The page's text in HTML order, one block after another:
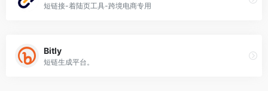
短链接-着陆页工具-跨境电商专用
Bitly
短链生成平台。